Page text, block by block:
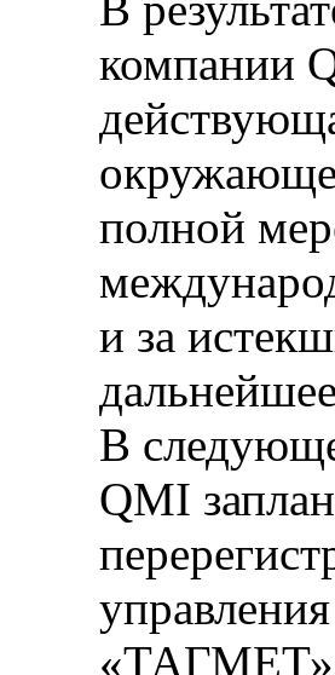
компании
полной
и за
В
QMI